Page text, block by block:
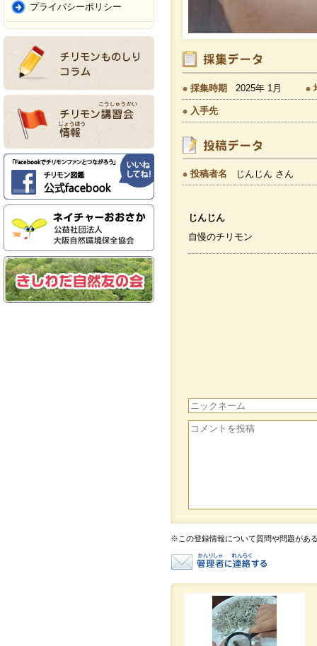
プライバシーポリシー
採集時期 2025年 1月
入手先
投稿者名 じんじん さん
じんじん
自慢のチリモン
※この登録情報について質問や問題があ